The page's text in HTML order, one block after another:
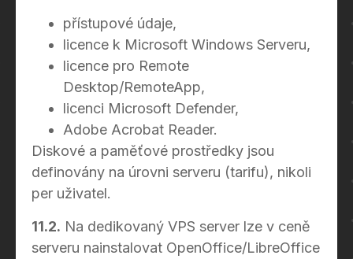
přístupové údaje,
licence k Microsoft Windows Serveru,
licence pro Remote
Desktop/RemoteApp,
licenci Microsoft Defender,
Adobe Acrobat Reader.
Diskové a paměťové prostředky jsou
definovány na úrovni serveru (tarifu), nikoli
per uživatel.
11.2. Na dedikovaný VPS server lze v ceně
serveru nainstalovat OpenOffice/LibreOffice